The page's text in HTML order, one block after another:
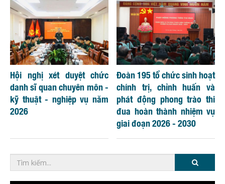
Hội nghị xét duyệt chức
danh sĩ quan chuyên môn -
kỹ thuật - nghiệp vụ năm
2026
Đoàn 195 tổ chức sinh hoạt
chính trị, chỉnh huấn và
phát động phong trào thi
đua hoàn thành nhiệm vụ
giai đoạn 2026 - 2030